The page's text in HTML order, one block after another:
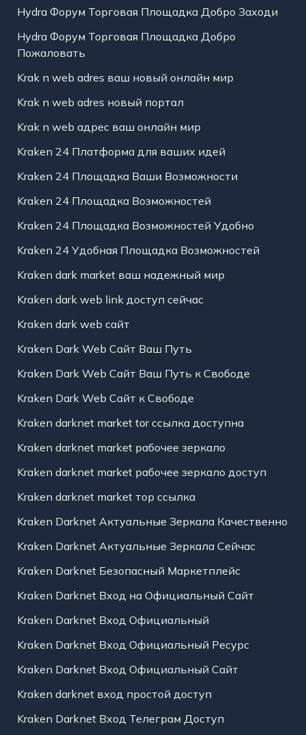
Hydra Форум Торговая Площадка Добро Заходи
Hydra Форум Торговая Площадка Добро
Пожаловать
Krak n web adres ваш новый онлайн мир
Krak n web adres новый портал
Krak n web адрес ваш онлайн мир
Kraken 24 Платформа для ваших идей
Kraken 24 Площадка Ваши Возможности
Kraken 24 Площадка Возможностей
Kraken 24 Площадка Возможностей Удобно
Kraken 24 Удобная Площадка Возможностей
Kraken dark market ваш надежный мир
Kraken dark web link доступ сейчас
Kraken dark web сайт
Kraken Dark Web Сайт Ваш Путь
Kraken Dark Web Сайт Ваш Путь к Свободе
Kraken Dark Web Сайт к Свободе
Kraken darknet market tor ссылка доступна
Kraken darknet market рабочее зеркало
Kraken darknet market рабочее зеркало доступ
Kraken darknet market тор ссылка
Kraken Darknet Актуальные Зеркала Качественно
Kraken Darknet Актуальные Зеркала Сейчас
Kraken Darknet Безопасный Маркетплейс
Kraken Darknet Вход на Официальный Сайт
Kraken Darknet Вход Официальный
Kraken Darknet Вход Официальный Ресурс
Kraken Darknet Вход Официальный Сайт
Kraken darknet вход простой доступ
Kraken Darknet Вход Телеграм Доступ